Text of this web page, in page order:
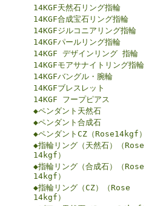
14KGF天然石リング指輪
14KGF合成宝石リング指輪
14KGFジルコニアリング指輪
14KGFパールリング指輪
14KGF デザインリング 指輪
14KGFモアサナイトリング指輪
14KGFバングル・腕輪
14KGFブレスレット
14KGF フープピアス
◆ペンダント天然石
◆ペンダント合成石
◆ペンダントCZ（Rose14kgf）
◆指輪リング（天然石）（Rose
14kgf）
◆指輪リング（合成石）（Rose
14kgf）
◆指輪リング（CZ）（Rose
14kgf）